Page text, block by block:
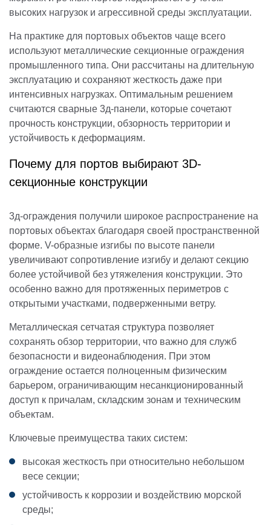
высоких нагрузок и агрессивной среды эксплуатации.
На практике для портовых объектов чаще всего
используют металлические секционные ограждения
промышленного типа. Они рассчитаны на длительную
эксплуатацию и сохраняют жесткость даже при
интенсивных нагрузках. Оптимальным решением
считаются сварные 3д-панели, которые сочетают
прочность конструкции, обзорность территории и
устойчивость к деформациям.
Почему для портов выбирают 3D-
секционные конструкции
3д-ограждения получили широкое распространение на
портовых объектах благодаря своей пространственной
форме. V-образные изгибы по высоте панели
увеличивают сопротивление изгибу и делают секцию
более устойчивой без утяжеления конструкции. Это
особенно важно для протяженных периметров с
открытыми участками, подверженными ветру.
Металлическая сетчатая структура позволяет
сохранять обзор территории, что важно для служб
безопасности и видеонаблюдения. При этом
ограждение остается полноценным физическим
барьером, ограничивающим несанкционированный
доступ к причалам, складским зонам и техническим
объектам.
Ключевые преимущества таких систем:
высокая жесткость при относительно небольшом
весе секции;
устойчивость к коррозии и воздействию морской
среды;